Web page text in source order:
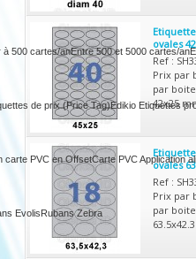
à 500 cartes/anEntre 500 et 5000 cartes/an
de prix (Price Tag)Edikio Etiquettes
carte PVC en OffsetCarte PVC Application
EvolisRubans Zebra
ovales
Ref :
Prix par
par
42x25
ovales
Ref :
Prix par
par